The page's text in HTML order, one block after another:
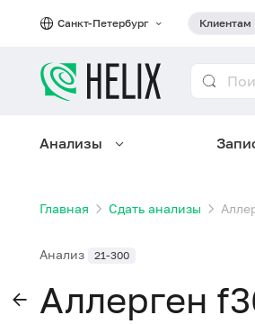
Санкт-Петербург Клиентам
Анализы
Главная Сдать анализы
Анализ 21-300
Аллерген